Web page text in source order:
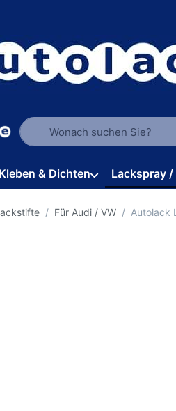
Geben Sie einen Suchbegriff
Kleben & Dichten Lackspray
Für Audi / VW Autolack